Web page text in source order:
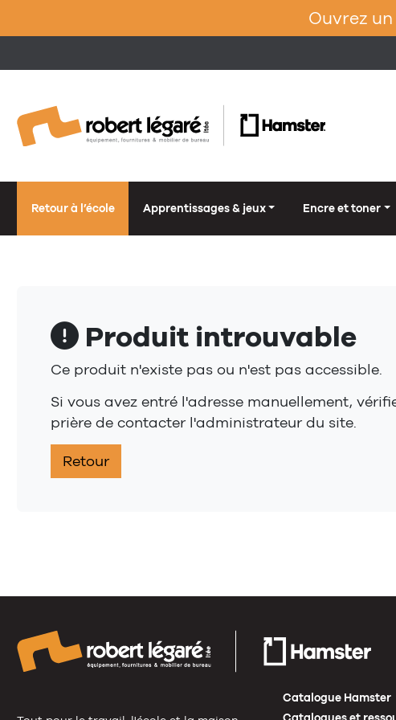
Ouvrez
Retour à l’école Apprentissages & jeux Encre et toner
Produit introuvable
Ce produit n'existe pas ou n'est pas accessible.
Si vous avez entré l'adresse manuellement,
prière de contacter l'administrateur du site.
Retour
Catalogue Hamster
Catalogues et